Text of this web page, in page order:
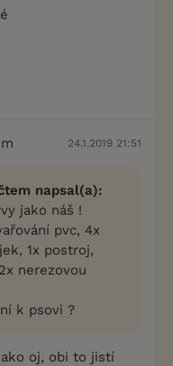
24.1.2019 21:51
napsal(a):
jako náš !
pvc, 4x
1x postroj,
nerezovou
k psovi ?
oj, obi to jistí